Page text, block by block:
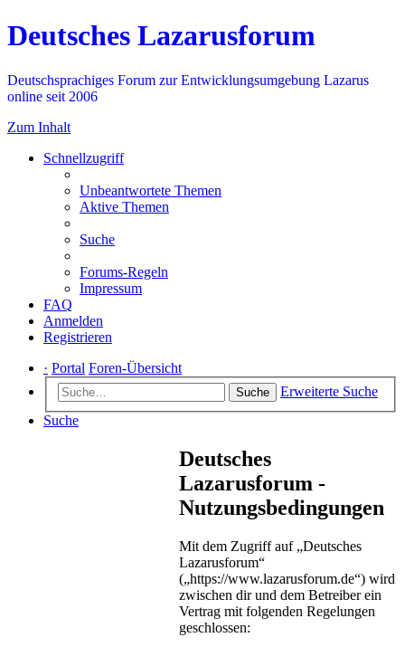
Deutsches Lazarusforum
Deutschsprachiges Forum zur Entwicklungsumgebung Lazarus
online seit 2006
Zum Inhalt
Schnellzugriff
Unbeantwortete Themen
Aktive Themen
Suche
Forums-Regeln
Impressum
FAQ
Anmelden
Registrieren
· Portal Foren-Übersicht
Suche
Erweiterte Suche
Suche
Deutsches
Lazarusforum -
Nutzungsbedingungen
Mit dem Zugriff auf „Deutsches
Lazarusforum“
(„https://www.lazarusforum.de“) wird
zwischen dir und dem Betreiber ein
Vertrag mit folgenden Regelungen
geschlossen: